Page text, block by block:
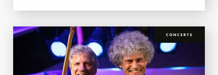
CONCERTS